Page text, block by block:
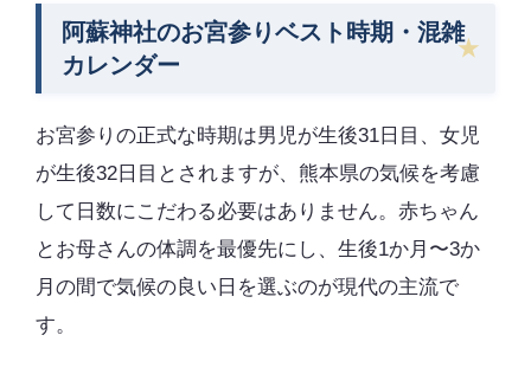
阿蘇神社のお宮参りベスト時期・混雑
カレンダー
お宮参りの正式な時期は男児が生後31日目、女児
が生後32日目とされますが、熊本県の気候を考慮
して日数にこだわる必要はありません。赤ちゃん
とお母さんの体調を最優先にし、生後1か月〜3か
月の間で気候の良い日を選ぶのが現代の主流で
す。